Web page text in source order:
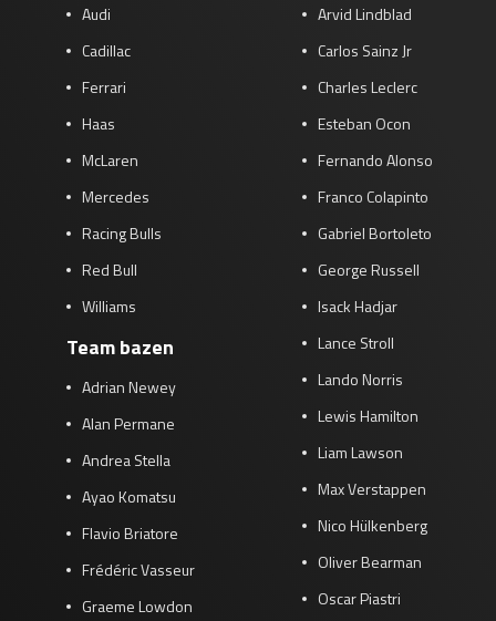
Audi
Cadillac
Ferrari
Haas
McLaren
Mercedes
Racing Bulls
Red Bull
Williams
Team bazen
Adrian Newey
Alan Permane
Andrea Stella
Ayao Komatsu
Flavio Briatore
Frédéric Vasseur
Graeme Lowdon
Arvid Lindblad
Carlos Sainz Jr
Charles Leclerc
Esteban Ocon
Fernando Alonso
Franco Colapinto
Gabriel Bortoleto
George Russell
Isack Hadjar
Lance Stroll
Lando Norris
Lewis Hamilton
Liam Lawson
Max Verstappen
Nico Hülkenberg
Oliver Bearman
Oscar Piastri